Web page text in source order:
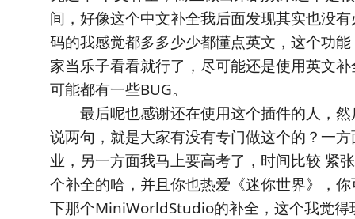
间，好像这个中文补全我后面发现其实也没
码的我感觉都多多少少都懂点英文，这个功
家当乐子看看就行了，尽可能还是使用英文
可能都有一些BUG。
最后呢也感谢还在使用这个插件的人，然
说两句，就是大家有没有专门做这个的？一
业，另一方面我马上要高考了，时间比较 紧
个补全的哈，并且你也热爱《迷你世界》，
下那个MiniWorldStudio的补全，这个我觉得